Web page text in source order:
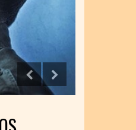
ADMINISTRÁVEL